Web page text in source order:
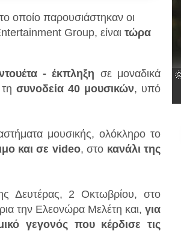
οποίο παρουσιάστηκαν οι
Group, είναι τώρα
- έκπληξη σε μοναδικά
συνοδεία 40 μουσικών, υπό
μουσικής, ολόκληρο το
και σε video, στο κανάλι της
Δευτέρας, 2 Οκτωβρίου, στο
την Ελεονώρα Μελέτη και,για
γεγονός που κέρδισε τις